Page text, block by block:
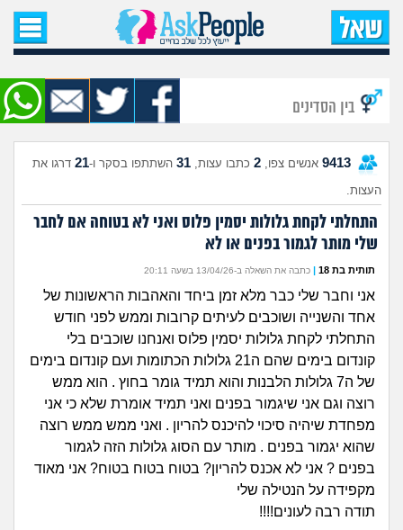
עמוד הבית
שאל שאלה
שאלות חדשות
שאלות שעוררו עניין
עצות חדשות
מה קורה כאן?
מתחם הטיפים
מדורים
זוגיות
היריון ולידה
חיפוש שאלות
הרשמה | התחברות
בין הסדינים
9413 אנשים צפו, 2 כתבו עצות, 31 השתתפו בסקר ו-21 דרגו את
העצות.
התחלתי לקחת גלולות יסמין פלוס ואני לא בטוחה אם לחבר
שלי מותר לגמור בפנים או לא
תותית בת 18 | כתבה את השאלה ב-13/04/26 בשעה 20:11
אני וחבר שלי כבר מלא זמן ביחד והאהבות הראשונות של
אחד והשנייה ושוכבים לעיתים קרובות וממש לפני חודש
התחלתי לקחת גלולות יסמין פלוס ואנחנו שוכבים בלי
קונדום בימים שהם ה21 גלולות הכתומות ועם קונדום בימים
של ה7 גלולות הלבנות והוא תמיד גומר בחוץ . הוא ממש
רוצה וגם אני שיגמור בפנים ואני תמיד אומרת שלא כי אני
מפחדת שיהיה סיכוי להיכנס להריון . ואני ממש ממש רוצה
שהוא יגמור בפנים . מותר עם הסוג גלולות הזה לגמור
בפנים ? אני לא אכנס להריון? בטוח בטוח בטוח? אני מאוד
מקפידה על הנטילה שלי
תודה רבה לעונים!!!!